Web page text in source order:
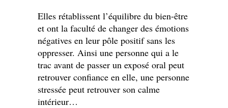
Elles rétablissent l’équilibre du bien-être
et ont la faculté de changer des émotions
négatives en leur pôle positif sans les
oppresser. Ainsi une personne qui a le
trac avant de passer un exposé oral peut
retrouver confiance en elle, une personne
stressée peut retrouver son calme
intérieur…